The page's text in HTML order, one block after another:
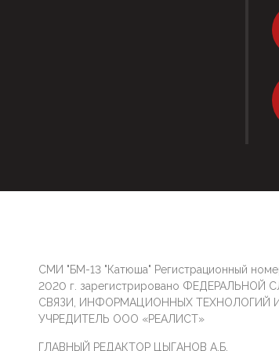
СМИ "БМ-13 "Катюша" Регистрационный
2020 г. зарегистрировано
СВЯЗИ, ИНФОРМАЦИОННЫХ ТЕХНОЛОГИЙ
УЧРЕДИТЕЛЬ ООО «РЕАЛИСТ»
ГЛАВНЫЙ РЕДАКТОР ЦЫГАНОВ А.Б.